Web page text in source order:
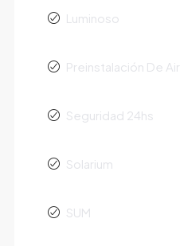
Luminoso
Preinstalación De
Seguridad 24hs
Solarium
SUM